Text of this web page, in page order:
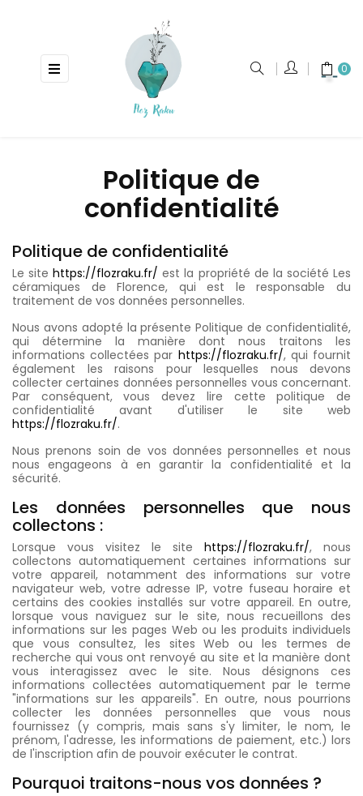
Basculer
la
☰ 0
Politique de
confidentialité
Politique de confidentialité
Le sitehttps://flozraku.fr/ est la propriété de la société Les
céramiques de Florence, qui est le responsable du
traitement de vos données personnelles.
Nous avons adopté la présente Politique de confidentialité,
qui détermine la manière dont nous traitons les
informations collectées par https://flozraku.fr/, qui fournit
également les raisons pour lesquelles nous devons
collecter certaines données personnelles vous concernant.
Par conséquent, vous devez lire cette politique de
confidentialité avant d'utiliser le site web
https://flozraku.fr/.
Nous prenons soin de vos données personnelles et nous
nous engageons à en garantir la confidentialité et la
sécurité.
Les données personnelles que nous
collectons :
Lorsque vous visitez le site https://flozraku.fr/, nous
collectons automatiquement certaines informations sur
votre appareil, notamment des informations sur votre
navigateur web, votre adresse IP, votre fuseau horaire et
certains des cookies installés sur votre appareil. En outre,
lorsque vous naviguez sur le site, nous recueillons des
informations sur les pages Web ou les produits individuels
que vous consultez, les sites Web ou les termes de
recherche qui vous ont renvoyé au site et la manière dont
vous interagissez avec le site. Nous désignons ces
informations collectées automatiquement par le terme
"informations sur les appareils". En outre, nous pourrions
collecter les données personnelles que vous nous
fournissez (y compris, mais sans s'y limiter, le nom, le
prénom, l'adresse, les informations de paiement, etc.) lors
de l'inscription afin de pouvoir exécuter le contrat.
Pourquoi traitons-nous vos données ?